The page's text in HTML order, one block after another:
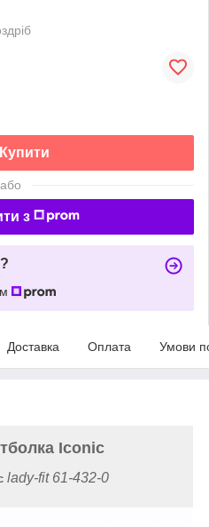
Купити
або
з
Доставка Оплата Умови
Iconic
lady-fit 61-432-0